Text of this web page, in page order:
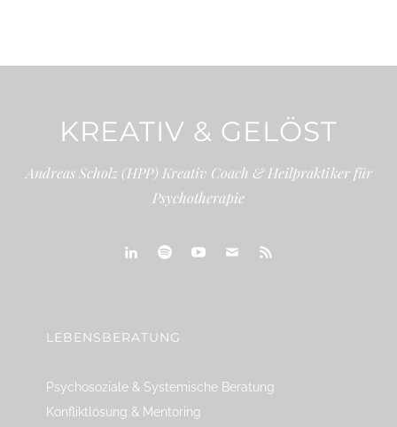
KREATIV & GELÖST
Andreas Scholz (HPP) Kreativ Coach & Heilpraktiker für
Psychotherapie
LEBENSBERATUNG
Psychosoziale & Systemische Beratung
Konfliktlösung & Mentoring